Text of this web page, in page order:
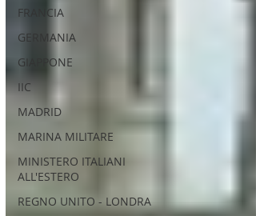
FRANCIA
GERMANIA
GIAPPONE
IIC
MADRID
MARINA MILITARE
MINISTERO ITALIANI
ALL'ESTERO
REGNO UNITO - LONDRA